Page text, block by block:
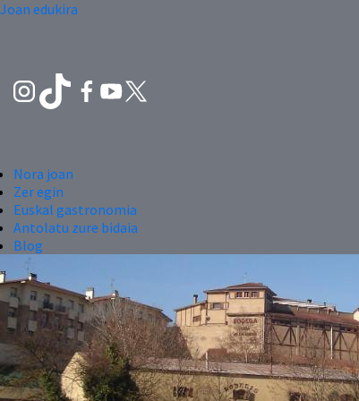
Joan edukira
Nora joan
Zer egin
Euskal gastronomia
Antolatu zure bidaia
Blog